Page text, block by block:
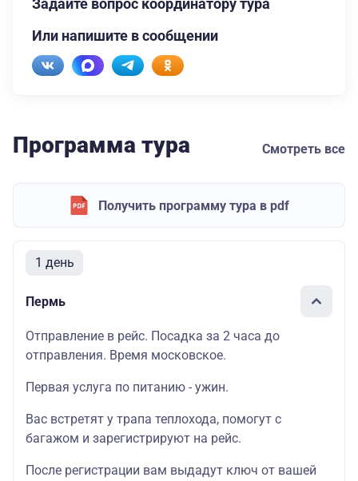
Задайте вопрос координатору тура
Или напишите в сообщении
Программа тура Смотреть все
Получить программу тура в pdf
1 день
Пермь
Отправление в рейс. Посадка за 2 часа до
отправления. Время московское.
Первая услуга по питанию - ужин.
Вас встретят у трапа теплохода, помогут с
багажом и зарегистрируют на рейс.
После регистрации вам выдадут ключ от вашей